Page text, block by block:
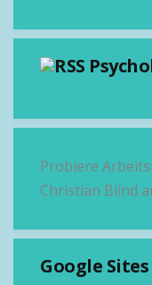
Probiere
Christian Blind
Google Sites